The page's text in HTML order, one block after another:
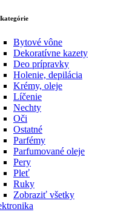
Bytové vône
Dekoratívne kazety
Deo prípravky
Holenie, depilácia
Krémy, oleje
Líčenie
Nechty
Oči
Ostatné
Parfémy
Parfumované oleje
Pery
Pleť
Ruky
Zobraziť všetky